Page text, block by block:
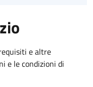
e altre
e le condizioni di